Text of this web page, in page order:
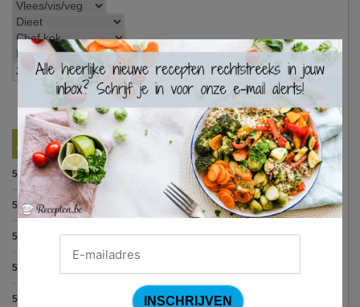
Best Beoordeelde Recepten
5.0:Pasta alla puttanesca
5.0:Pasta met spinazieballetjes (Antonio Carluccio)(8 votes)
5.0 Pasta pesto(8 votes)
5.0
5.0 Avocadosoep met grijze garnalen(7 votes)
×